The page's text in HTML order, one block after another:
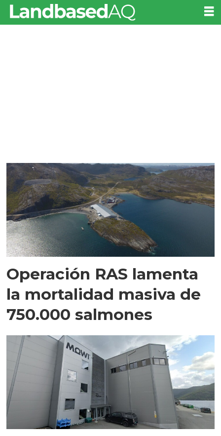
Operación RAS lamenta
la mortalidad masiva de
750.000 salmones